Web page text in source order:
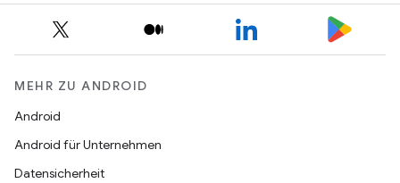
MEHR ZU ANDROID
Android
Android für Unternehmen
Datensicherheit